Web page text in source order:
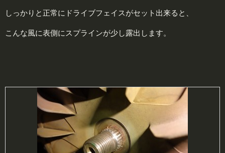
しっかりと正常にドライブフェイスがセット出来ると、
こんな風に表側にスプラインが少し露出します。